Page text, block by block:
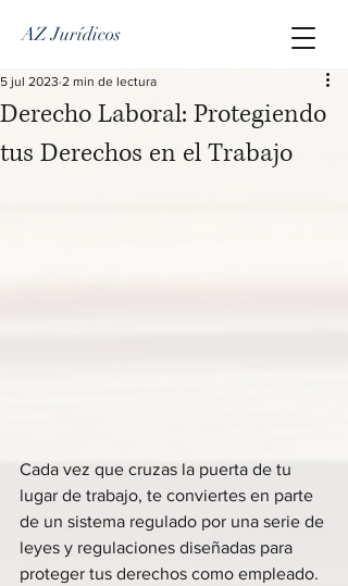
AZ Jurídicos
Derecho Laboral: Protegiendo
tus Derechos en el Trabajo
5 jul 2023 2 min de lectura
Cada vez que cruzas la puerta de tu
lugar de trabajo, te conviertes en parte
de un sistema regulado por una serie de
leyes y regulaciones diseñadas para
proteger tus derechos como empleado.